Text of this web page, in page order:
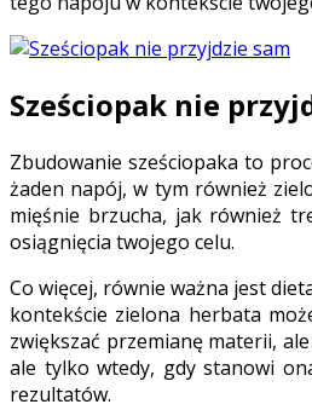
Sześciopak nie
Zbudowanie sześciopaka to
żaden napój, w tym również
mięśnie brzucha, jak również
osiągnięcia twojego celu.
Co więcej, równie ważna jest
kontekście zielona herbata
zwiększać przemianę materii,
ale tylko wtedy, gdy stanowi
rezultatów.